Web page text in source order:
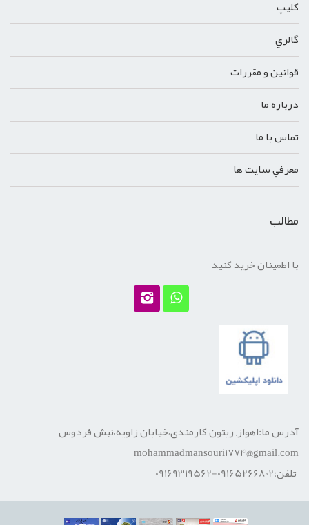
کليپ
گالري
قوانين و مقررات
درباره ما
تماس با ما
معرفي سايت ها
مطالب
با اطمینان خرید کنید
آدرس ما:اهواز, زیتون کارمندی،خیابان زاویه،نبش فردوس
mohammadmansouri1774@gmail.com
تلفن:09165266802-09169319562